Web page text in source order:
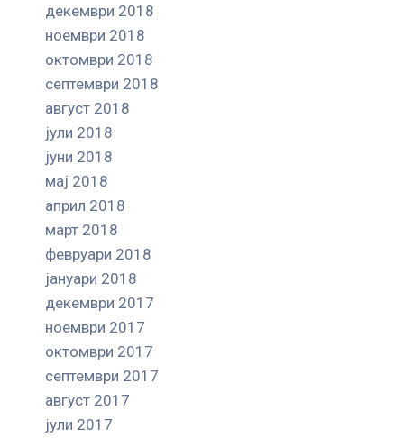
декември 2018
ноември 2018
октомври 2018
септември 2018
август 2018
јули 2018
јуни 2018
мај 2018
април 2018
март 2018
февруари 2018
јануари 2018
декември 2017
ноември 2017
октомври 2017
септември 2017
август 2017
јули 2017